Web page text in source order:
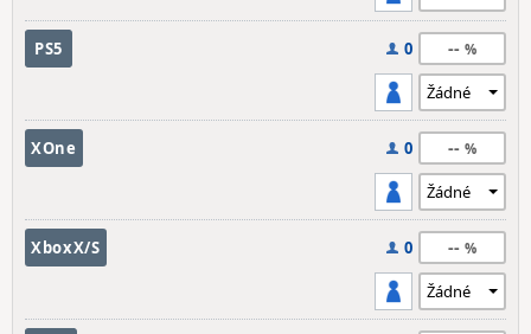
PS5 0 --
XOne 0 --
XboxX/S 0 --